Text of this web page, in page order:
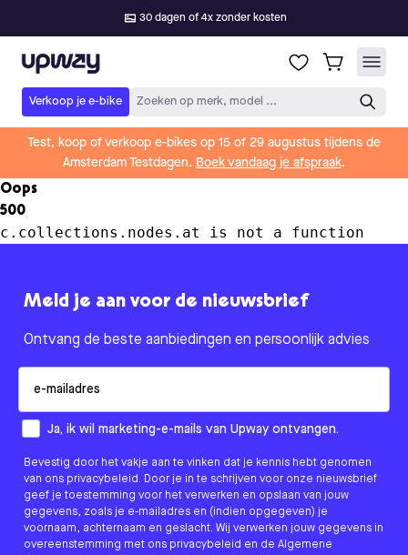
30 dagen of 4x zonder kosten
Upway
Verkoop je e-bike Zoeken op merk, model ...
Test, koop of verkoop e-bikes op 15 of 29 augustus tijdens de
Amsterdam Testdagen. Boek vandaag je afspraak.
Oops
500
c.collections.nodes.at is not a function
Meld je aan voor de nieuwsbrief
Ontvang de beste aanbiedingen en persoonlijk advies
How would you like to hear from us?
Ja, ik wil marketing-e-mails van Upway ontvangen.
Bevestig door het vakje aan te vinken dat je kennis hebt genomen
van ons privacybeleid. Door je in te schrijven voor onze nieuwsbrief
geef je toestemming voor het verwerken en opslaan van jouw
gegevens, zoals je e-mailadres en (indien opgegeven) je
voornaam, achternaam en geslacht. Wij verwerken jouw gegevens in
overeenstemming met ons privacybeleid en de Algemene